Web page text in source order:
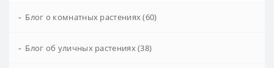
- Блог о комнатных растениях (60)
- Блог об уличных растениях (38)